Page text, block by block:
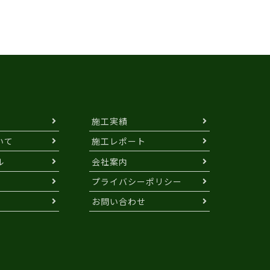
て
施工実績
施工レポート
会社案内
プライバシーポリシー
お問い合わせ